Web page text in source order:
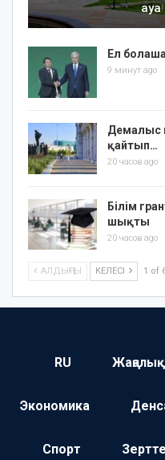
Ел
9 минут ago
Демалыс
қайтып…
20 часов ago
Білім
шықты
20 часов ago
АЛДЫҢҒЫ КЕЛЕСІ 1 of
RU
Экономика
Спорт